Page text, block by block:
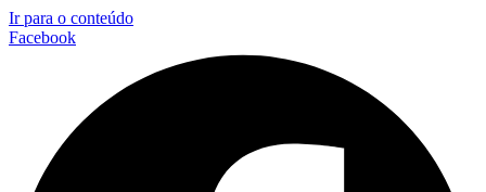
Ir para o conteúdo
Facebook